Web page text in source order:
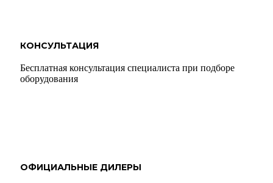
ОФИЦИАЛЬНЫЕ ДИЛЕРЫ
КОНСУЛЬТАЦИЯ
Бесплатная консультация специалиста при подборе
оборудования